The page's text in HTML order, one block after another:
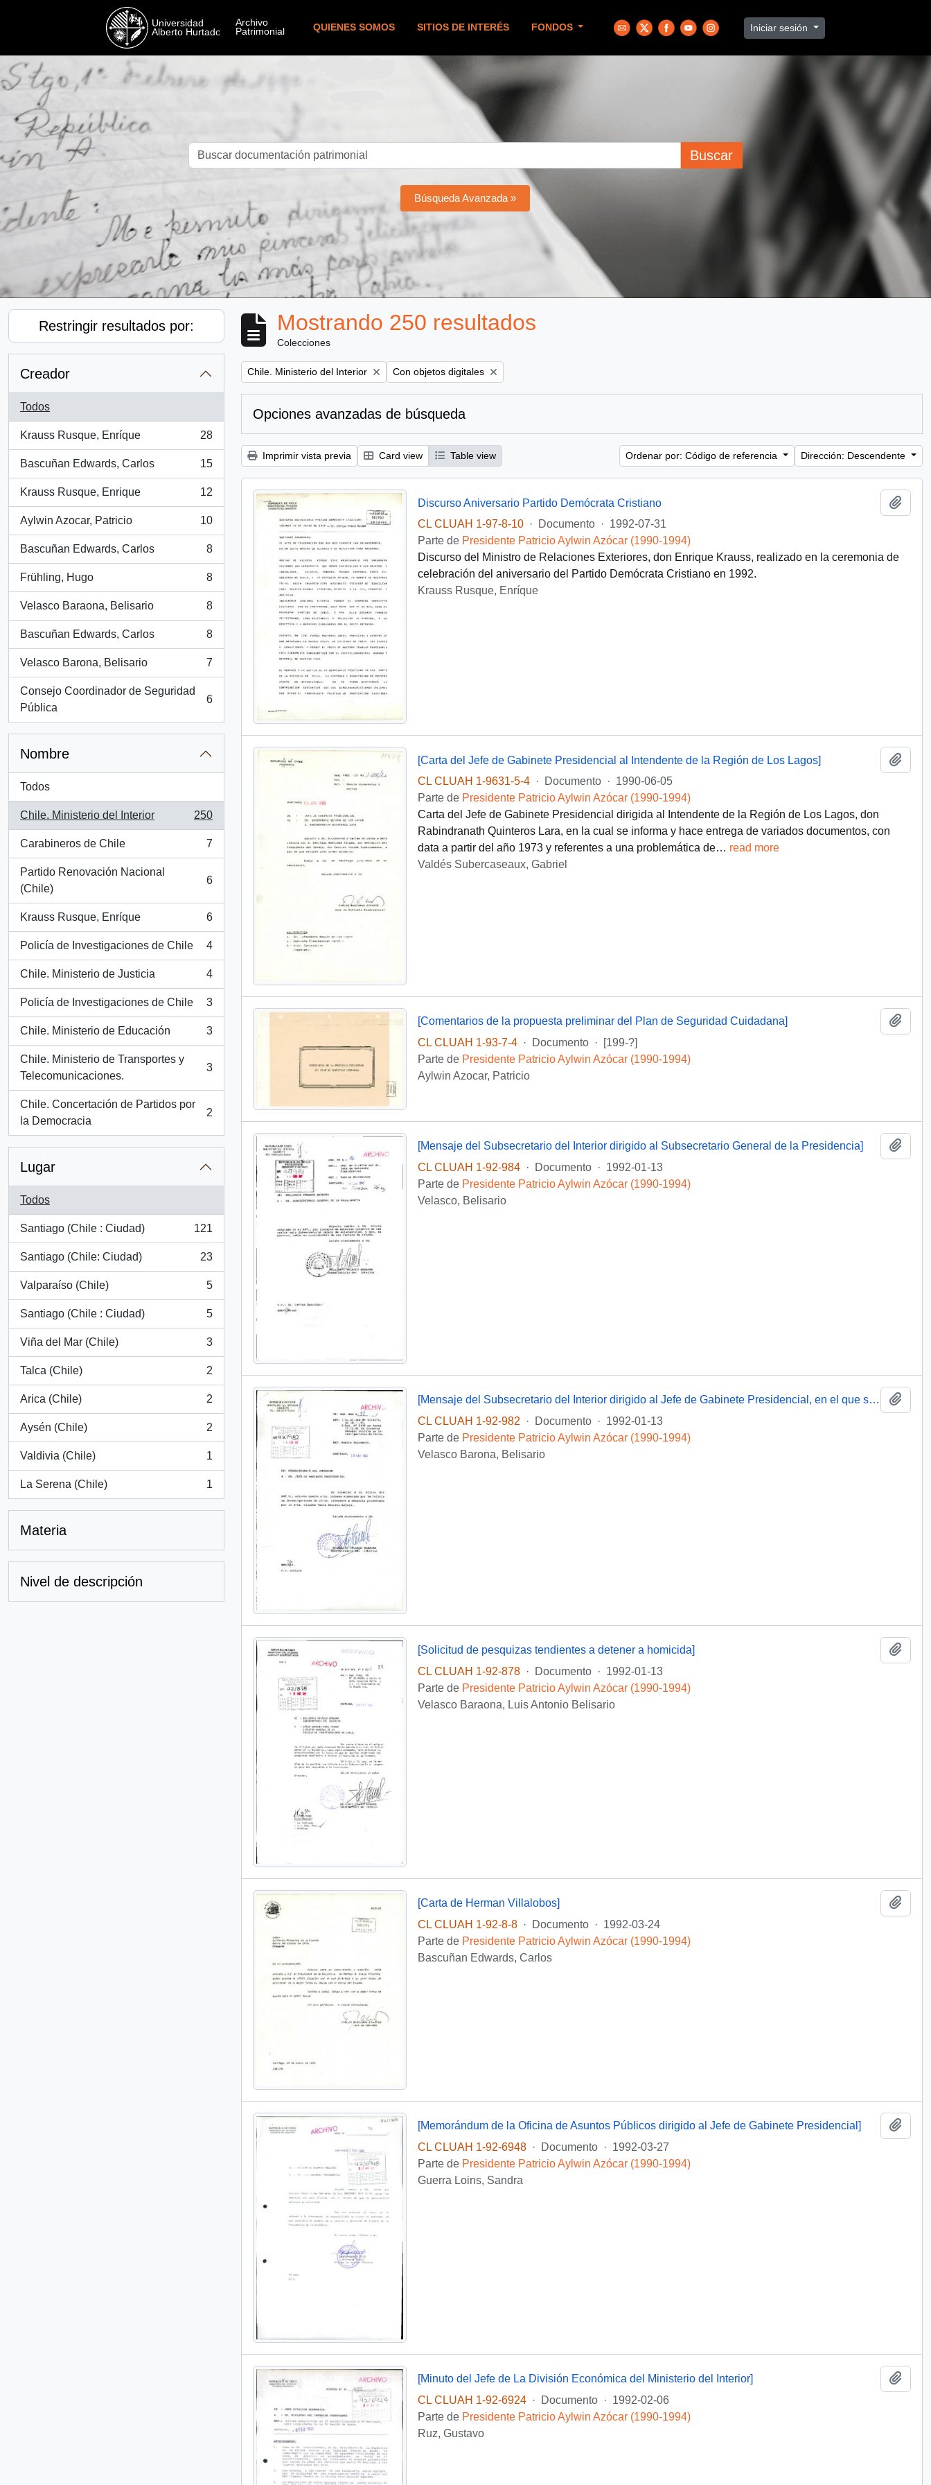
QUIENES SOMOS SITIOS DE INTERÉS FONDOS Iniciar sesión
Buscar
Búsqueda Avanzada »
Restringir resultados por:
Creador
Todos
Krauss Rusque, Enríque
, 28 resultados
28
Bascuñan Edwards, Carlos
, 15 resultados
15
Krauss Rusque, Enrique
, 12 resultados
12
Aylwin Azocar, Patricio
, 10 resultados
10
Bascuñan Edwards, Carlos
, 8 resultados
8
Frühling, Hugo
, 8 resultados
8
Velasco Baraona, Belisario
, 8 resultados
8
Bascuñan Edwards, Carlos
, 8 resultados
8
Velasco Barona, Belisario
, 7 resultados
7
Consejo Coordinador de Seguridad
Pública
, 6 resultados
6
Nombre
Todos
Chile. Ministerio del Interior
, 250 resultados
250
Carabineros de Chile
, 7 resultados
7
Partido Renovación Nacional
(Chile)
, 6 resultados
6
Krauss Rusque, Enríque
, 6 resultados
6
Policía de Investigaciones de Chile
, 4 resultados
4
Chile. Ministerio de Justicia
, 4 resultados
4
Policía de Investigaciones de Chile
, 3 resultados
3
Chile. Ministerio de Educación
, 3 resultados
3
Chile. Ministerio de Transportes y
Telecomunicaciones.
, 3 resultados
3
Chile. Concertación de Partidos por
la Democracia
, 2 resultados
2
Lugar
Todos
Santiago (Chile : Ciudad)
, 121 resultados
121
Santiago (Chile: Ciudad)
, 23 resultados
23
Valparaíso (Chile)
, 5 resultados
5
Santiago (Chile : Ciudad)
, 5 resultados
5
Viña del Mar (Chile)
, 3 resultados
3
Talca (Chile)
, 2 resultados
2
Arica (Chile)
, 2 resultados
2
Aysén (Chile)
, 2 resultados
2
Valdivia (Chile)
, 1 resultados
1
La Serena (Chile)
, 1 resultados
1
Materia
Nivel de descripción
Mostrando 250 resultados
Colecciones
Remove filter:
Chile. Ministerio del Interior Remove filter:
Con objetos digitales
Opciones avanzadas de búsqueda
Imprimir vista previa Card view Table view Ordenar por: Código de referencia Dirección: Descendente
Discurso Aniversario Partido Demócrata Cristiano
CL CLUAH 1-97-8-10
· Documento · 1992-07-31
Parte de Presidente Patricio Aylwin Azócar (1990-1994)
Discurso del Ministro de Relaciones Exteriores, don Enrique Krauss, realizado en la ceremonia de
celebración del aniversario del Partido Demócrata Cristiano en 1992.
Krauss Rusque, Enríque
[Carta del Jefe de Gabinete Presidencial al Intendente de la Región de Los Lagos]
CL CLUAH 1-9631-5-4
· Documento · 1990-06-05
Parte de Presidente Patricio Aylwin Azócar (1990-1994)
Carta del Jefe de Gabinete Presidencial dirigida al Intendente de la Región de Los Lagos, don
Rabindranath Quinteros Lara, en la cual se informa y hace entrega de variados documentos, con
data a partir del año 1973 y referentes a una problemática de… read more
Valdés Subercaseaux, Gabriel
[Comentarios de la propuesta preliminar del Plan de Seguridad Cuidadana]
CL CLUAH 1-93-7-4
· Documento ·
[199-?]
Parte de Presidente Patricio Aylwin Azócar (1990-1994)
Aylwin Azocar, Patricio
[Mensaje del Subsecretario del Interior dirigido al Subsecretario General de la Presidencia]
CL CLUAH 1-92-984
· Documento · 1992-01-13
Parte de Presidente Patricio Aylwin Azócar (1990-1994)
Velasco, Belisario
[Mensaje del Subsecretario del Interior dirigido al Jefe de Gabinete Presidencial, en el que se remite informe elaborado por la Policía de Investigaciones de Chile]
CL CLUAH 1-92-982
· Documento · 1992-01-13
Parte de Presidente Patricio Aylwin Azócar (1990-1994)
Velasco Barona, Belisario
[Solicitud de pesquizas tendientes a detener a homicida]
CL CLUAH 1-92-878
· Documento · 1992-01-13
Parte de Presidente Patricio Aylwin Azócar (1990-1994)
Velasco Baraona, Luis Antonio Belisario
[Carta de Herman Villalobos]
CL CLUAH 1-92-8-8
· Documento · 1992-03-24
Parte de Presidente Patricio Aylwin Azócar (1990-1994)
Bascuñan Edwards, Carlos
[Memorándum de la Oficina de Asuntos Públicos dirigido al Jefe de Gabinete Presidencial]
CL CLUAH 1-92-6948
· Documento · 1992-03-27
Parte de Presidente Patricio Aylwin Azócar (1990-1994)
Guerra Loins, Sandra
[Minuto del Jefe de La División Económica del Ministerio del Interior]
CL CLUAH 1-92-6924
· Documento · 1992-02-06
Parte de Presidente Patricio Aylwin Azócar (1990-1994)
Ruz, Gustavo